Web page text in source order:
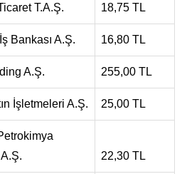
T.A.Ş. 18,75 TL
Bankası A.Ş. 16,80 TL
A.Ş. 255,00 TL
İşletmeleri A.Ş. 25,00 TL
22,30 TL